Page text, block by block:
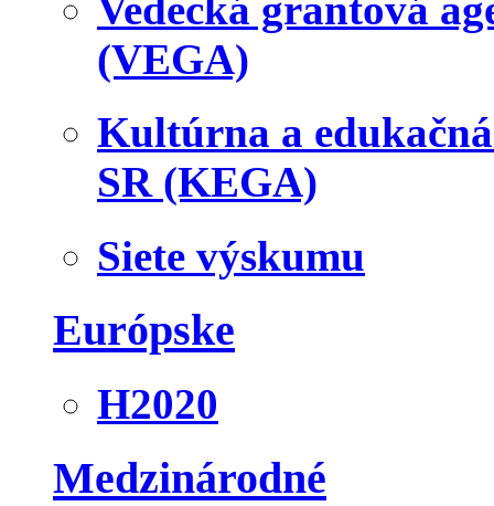
(VEGA)
Kultúrna a
SR (KEGA)
Siete výskumu
Európske
H2020
Medzinárodné